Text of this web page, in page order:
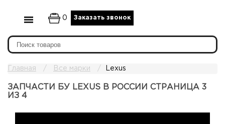
0 Заказать звонок
Главная Все марки Lexus
ЗАПЧАСТИ БУ LEXUS В РОССИИ СТРАНИЦА 3
ИЗ 4